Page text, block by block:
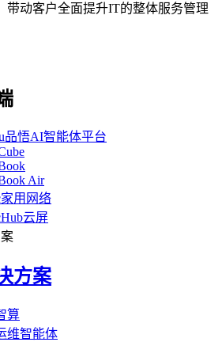
带动客户全面提升IT的整体服务管理
品悟AI智能体平台
Air
用网络
云屏
方案
算
维智能体